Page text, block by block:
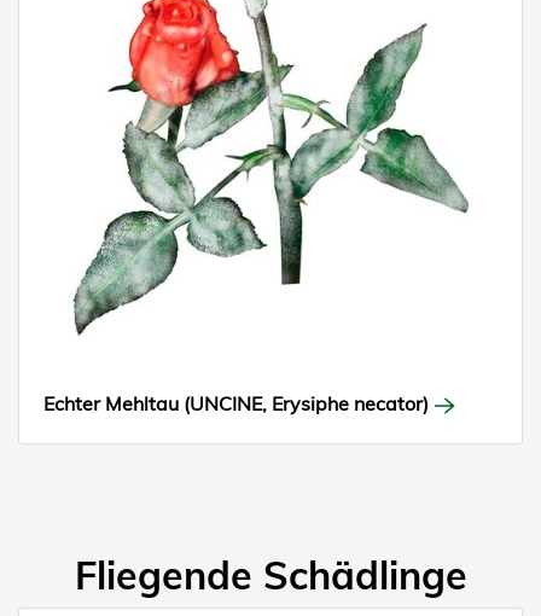
Echter Mehltau (UNCINE, Erysiphe necator)
Fliegende Schädlinge